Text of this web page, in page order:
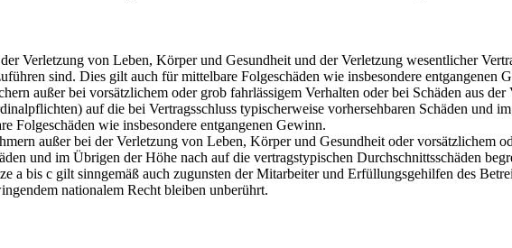
Verletzung von Leben, Körper und Gesundheit und der Verletzung wesentlicher
sind. Dies gilt auch für mittelbare Folgeschäden wie insbesondere entgangenen
außer bei vorsätzlichem oder grob fahrlässigem Verhalten oder bei Schäden aus
auf die bei Vertragsschluss typischerweise vorhersehbaren Schäden und
Folgeschäden wie insbesondere entgangenen Gewinn.
außer bei der Verletzung von Leben, Körper und Gesundheit oder vorsätzlichem
und im Übrigen der Höhe nach auf die vertragstypischen Durchschnittsschäden
a bis c gilt sinngemäß auch zugunsten der Mitarbeiter und Erfüllungsgehilfen des
nationalem Recht bleiben unberührt.